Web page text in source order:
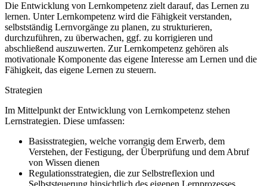
Die Entwicklung von Lernkompetenz zielt darauf, das Lernen zu
lernen. Unter Lernkompetenz wird die Fähigkeit verstanden,
selbstständig Lernvorgänge zu planen, zu strukturieren,
durchzuführen, zu überwachen, ggf. zu korrigieren und
abschließend auszuwerten. Zur Lernkompetenz gehören als
motivationale Komponente das eigene Interesse am Lernen und die
Fähigkeit, das eigene Lernen zu steuern.
Strategien
Im Mittelpunkt der Entwicklung von Lernkompetenz stehen
Lernstrategien. Diese umfassen:
Basisstrategien, welche vorrangig dem Erwerb, dem
Verstehen, der Festigung, der Überprüfung und dem Abruf
von Wissen dienen
Regulationsstrategien, die zur Selbstreflexion und